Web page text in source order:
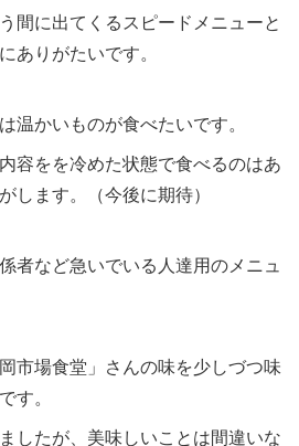
間に出てくるスピードメニューと
ありがたいです。
温かいものが食べたいです。
容をを冷めた状態で食べるのはあ
します。（今後に期待）
者など急いでいる人達用のメニュ
市場食堂」さんの味を少しづつ味
す。
したが、美味しいことは間違いな